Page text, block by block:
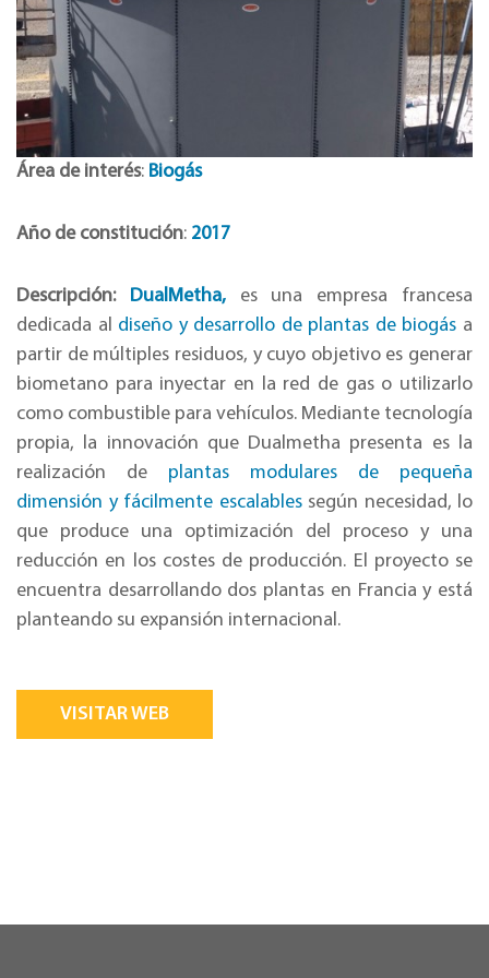
Área de interés: Biogás
Año de constitución: 2017
Descripción: DualMetha, es una empresa francesa
dedicada al diseño y desarrollo de plantas de biogás a
partir de múltiples residuos, y cuyo objetivo es generar
biometano para inyectar en la red de gas o utilizarlo
como combustible para vehículos. Mediante tecnología
propia, la innovación que Dualmetha presenta es la
realización de plantas modulares de pequeña
dimensión y fácilmente escalablessegún necesidad, lo
que produce una optimización del proceso y una
reducción en los costes de producción. El proyecto se
encuentra desarrollando dos plantas en Francia y está
planteando su expansión internacional.
VISITAR WEB